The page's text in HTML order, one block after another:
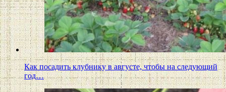
Как посадить клубнику в августе, чтобы на следующий
год…